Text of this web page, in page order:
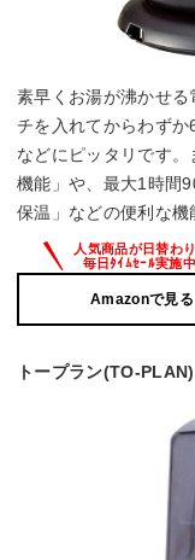
素早くお湯が沸かせ
チを入れてからわず
などにピッタリです
機能」や、最大1時間
保温」などの便利な機
Amazonで見る
トープラン(TO-